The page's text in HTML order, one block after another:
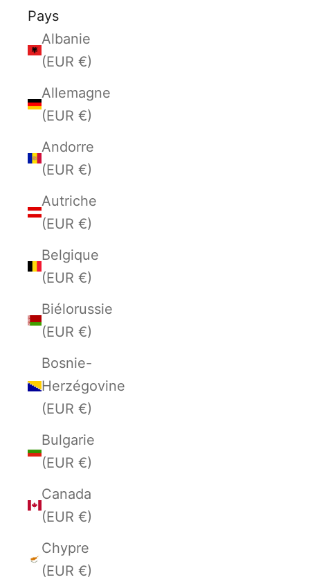
Pays
Albanie
(EUR €)
Allemagne
(EUR €)
Andorre
(EUR €)
Autriche
(EUR €)
Belgique
(EUR €)
Biélorussie
(EUR €)
Bosnie-
Herzégovine
(EUR €)
Bulgarie
(EUR €)
Canada
(EUR €)
Chypre
(EUR €)